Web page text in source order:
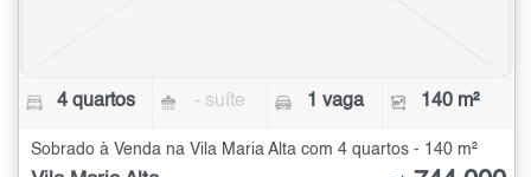
4 quartos - suíte 1 vaga 140 m²
Sobrado à Venda na Vila Maria Alta com 4 quartos - 140 m²